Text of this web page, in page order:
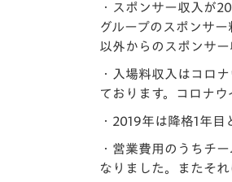
・スポンサー収入が
グループのスポンサ
以外からのスポンサ
・入場料収入はコロ
ております。コロナ
・2019年は降格1年
・営業費用のうちチ
なりました。またそ